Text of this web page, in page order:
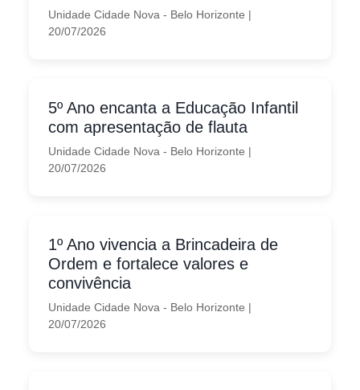
Unidade Cidade Nova - Belo Horizonte |
20/07/2026
5º Ano encanta a Educação Infantil
com apresentação de flauta
Unidade Cidade Nova - Belo Horizonte |
20/07/2026
1º Ano vivencia a Brincadeira de
Ordem e fortalece valores e
convivência
Unidade Cidade Nova - Belo Horizonte |
20/07/2026